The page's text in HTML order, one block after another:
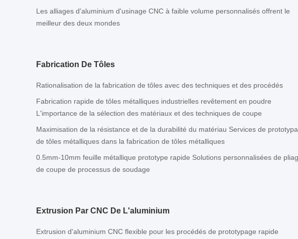
Les alliages d'aluminium d'usinage CNC à faible volume personnalisés offrent le
meilleur des deux mondes
Fabrication De Tôles
Rationalisation de la fabrication de tôles avec des techniques et des procédés
Fabrication rapide de tôles métalliques industrielles revêtement en poudre
L'importance de la sélection des matériaux et des techniques de coupe
Maximisation de la résistance et de la durabilité du matériau Services de
de tôles métalliques dans la fabrication de tôles métalliques
0.5mm-10mm feuille métallique prototype rapide Solutions personnalisées de
de coupe de processus de soudage
Extrusion Par CNC De L'aluminium
Extrusion d'aluminium CNC flexible pour les procédés de prototypage rapide